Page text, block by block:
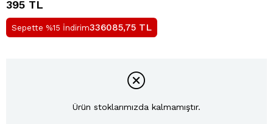
395 TL
Sepette %15 İndirim336085,75 TL
Ürün stoklarımızda kalmamıştır.